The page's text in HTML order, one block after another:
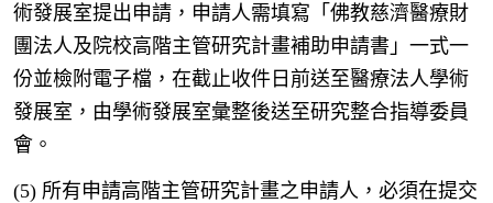
術發展室提出申請，申請人需填寫「佛教慈濟醫療財
團法人及院校高階主管研究計畫補助申請書」一式一
份並檢附電子檔，在截止收件日前送至醫療法人學術
發展室，由學術發展室彙整後送至研究整合指導委員
會。
(5) 所有申請高階主管研究計畫之申請人，必須在提交